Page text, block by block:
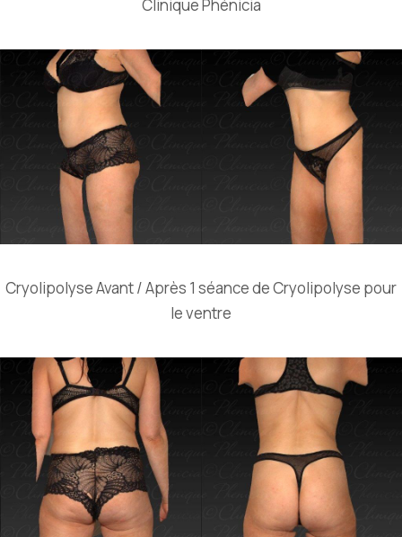
Clinique Phénicia
Cryolipolyse Avant / Après 1 séance de Cryolipolyse pour
le ventre